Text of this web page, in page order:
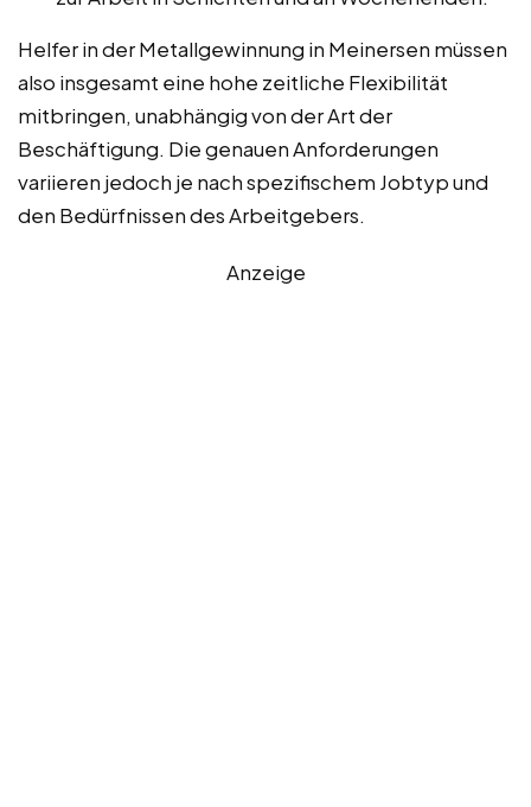
Helfer in der Metallgewinnung in Meinersen müssen
also insgesamt eine hohe zeitliche Flexibilität
mitbringen, unabhängig von der Art der
Beschäftigung. Die genauen Anforderungen
variieren jedoch je nach spezifischem Jobtyp und
den Bedürfnissen des Arbeitgebers.
Anzeige